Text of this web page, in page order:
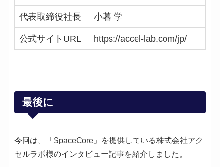
代表取締役社長 小暮 学
公式サイトURL https://accel-lab.com/jp/
最後に
今回は、「SpaceCore」を提供している株式会社アク
セルラボ様のインタビュー記事を紹介しました。